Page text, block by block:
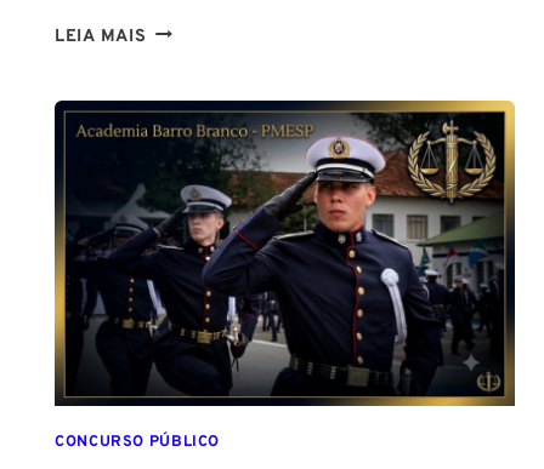
LEIA MAIS TENHO
SER
POLICIAL?
DESCUBRA
AS
NOVAS
REGRAS!
ALTURA
MÍNIMA
PARA
CONCURSO
POLICIAL:
CONCURSO PÚBLICO